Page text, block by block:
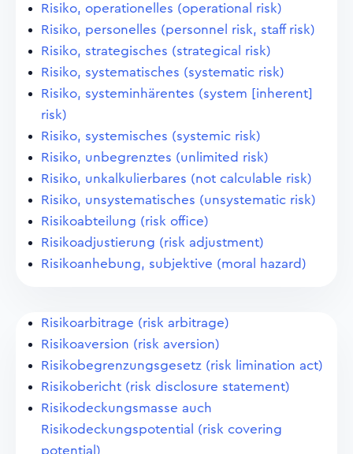
Risiko, operationelles (operational risk)
Risiko, personelles (personnel risk, staff risk)
Risiko, strategisches (strategical risk)
Risiko, systematisches (systematic risk)
Risiko, systeminhärentes (system [inherent]
risk)
Risiko, systemisches (systemic risk)
Risiko, unbegrenztes (unlimited risk)
Risiko, unkalkulierbares (not calculable risk)
Risiko, unsystematisches (unsystematic risk)
Risikoabteilung (risk office)
Risikoadjustierung (risk adjustment)
Risikoanhebung, subjektive (moral hazard)
Risikoarbitrage (risk arbitrage)
Risikoaversion (risk aversion)
Risikobegrenzungsgesetz (risk limination act)
Risikobericht (risk disclosure statement)
Risikodeckungsmasse auch
Risikodeckungspotential (risk covering
potential)